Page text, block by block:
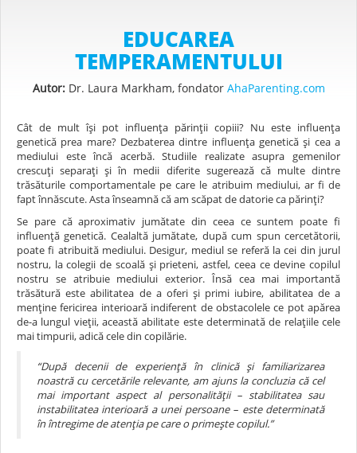
EDUCAREA
TEMPERAMENTULUI
Autor:Dr. Laura Markham, fondator AhaParenting.com
Cât de mult își pot influența părinții copiii? Nu este influența
genetică prea mare? Dezbaterea dintre influența genetică și cea a
mediului este încă acerbă. Studiile realizate asupra gemenilor
crescuți separați și în medii diferite sugerează că multe dintre
trăsăturile comportamentale pe care le atribuim mediului, ar fi de
fapt înnăscute. Asta înseamnă că am scăpat de datorie ca părinți?
Se pare că aproximativ jumătate din ceea ce suntem poate fi
influență genetică. Cealaltă jumătate, după cum spun cercetătorii,
poate fi atribuită mediului. Desigur, mediul se referă la cei din jurul
nostru, la colegii de scoală și prieteni, astfel, ceea ce devine copilul
nostru se atribuie mediului exterior. Însă cea mai importantă
trăsătură este abilitatea de a oferi și primi iubire, abilitatea de a
menține fericirea interioară indiferent de obstacolele ce pot apărea
de-a lungul vieții, această abilitate este determinată de relațiile cele
mai timpurii, adică cele din copilărie.
“După decenii de experiență în clinică și familiarizarea
noastră cu cercetările relevante, am ajuns la concluzia că cel
mai important aspect al personalității – stabilitatea sau
instabilitatea interioară a unei persoane – este determinată
în întregime de atenția pe care o primește copilul.”